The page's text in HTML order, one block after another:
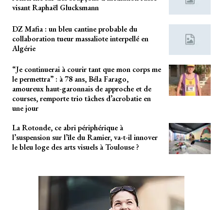
visant Raphaël Glucksmann
DZ Mafia : un bleu cantine probable du
collaboration tueur massaliote interpellé en
Algérie
“Je continuerai à courir tant que mon corps me
le permettra” : à 78 ans, Béla Farago,
amoureux haut-garonnais de approche et de
courses, remporte trio tâches d’acrobatie en
une jour
La Rotonde, ce abri périphérique à
l’suspension sur l’île du Ramier, va-t-il innover
le bleu loge des arts visuels à Toulouse ?